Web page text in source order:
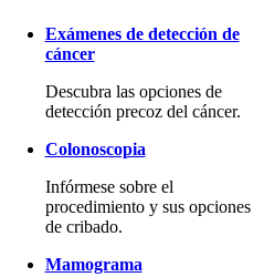
Exámenes de detección de
cáncer
Descubra las opciones de
detección precoz del cáncer.
Colonoscopia
Infórmese sobre el
procedimiento y sus opciones
de cribado.
Mamograma